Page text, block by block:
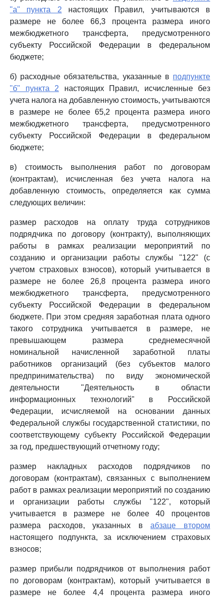
"а" пункта 2 настоящих Правил, учитываются в
размере не более 66,3 процента размера иного
межбюджетного трансферта, предусмотренного
субъекту Российской Федерации в федеральном
бюджете;
б) расходные обязательства, указанные в подпункте
"б" пункта 2 настоящих Правил, исчисленные без
учета налога на добавленную стоимость, учитываются
в размере не более 65,2 процента размера иного
межбюджетного трансферта, предусмотренного
субъекту Российской Федерации в федеральном
бюджете;
в) стоимость выполнения работ по договорам
(контрактам), исчисленная без учета налога на
добавленную стоимость, определяется как сумма
следующих величин:
размер расходов на оплату труда сотрудников
подрядчика по договору (контракту), выполняющих
работы в рамках реализации мероприятий по
созданию и организации работы службы "122" (с
учетом страховых взносов), который учитывается в
размере не более 26,8 процента размера иного
межбюджетного трансферта, предусмотренного
субъекту Российской Федерации в федеральном
бюджете. При этом средняя заработная плата одного
такого сотрудника учитывается в размере, не
превышающем размера среднемесячной
номинальной начисленной заработной платы
работников организаций (без субъектов малого
предпринимательства) по виду экономической
деятельности "Деятельность в области
информационных технологий" в Российской
Федерации, исчисляемой на основании данных
Федеральной службы государственной статистики, по
соответствующему субъекту Российской Федерации
за год, предшествующий отчетному году;
размер накладных расходов подрядчиков по
договорам (контрактам), связанных с выполнением
работ в рамках реализации мероприятий по созданию
и организации работы службы "122", который
учитывается в размере не более 40 процентов
размера расходов, указанных вабзаце втором
настоящего подпункта, за исключением страховых
взносов;
размер прибыли подрядчиков от выполнения работ
по договорам (контрактам), который учитывается в
размере не более 4,4 процента размера иного